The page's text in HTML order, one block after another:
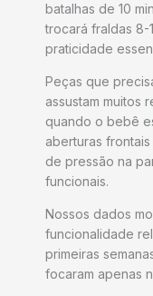
batalhas de 10
trocará fraldas 8-
praticidade
Peças que
assustam muitos
quando o bebê
aberturas
de pressão na
funcionais.
Nossos dados
funcionalidade
primeiras
focaram apenas